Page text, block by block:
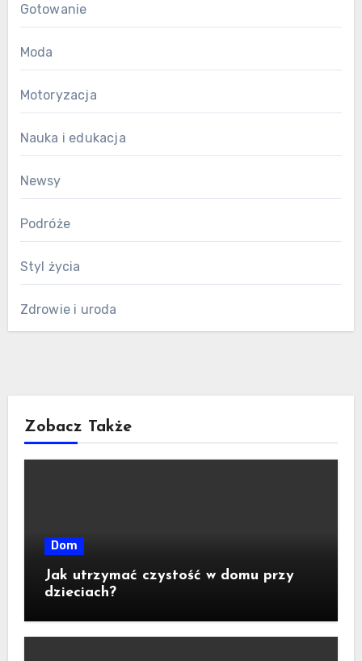
Gotowanie
Moda
Motoryzacja
Nauka i edukacja
Newsy
Podróże
Styl życia
Zdrowie i uroda
Zobacz Także
Dom
Jak utrzymać czystość w domu przy
dzieciach?